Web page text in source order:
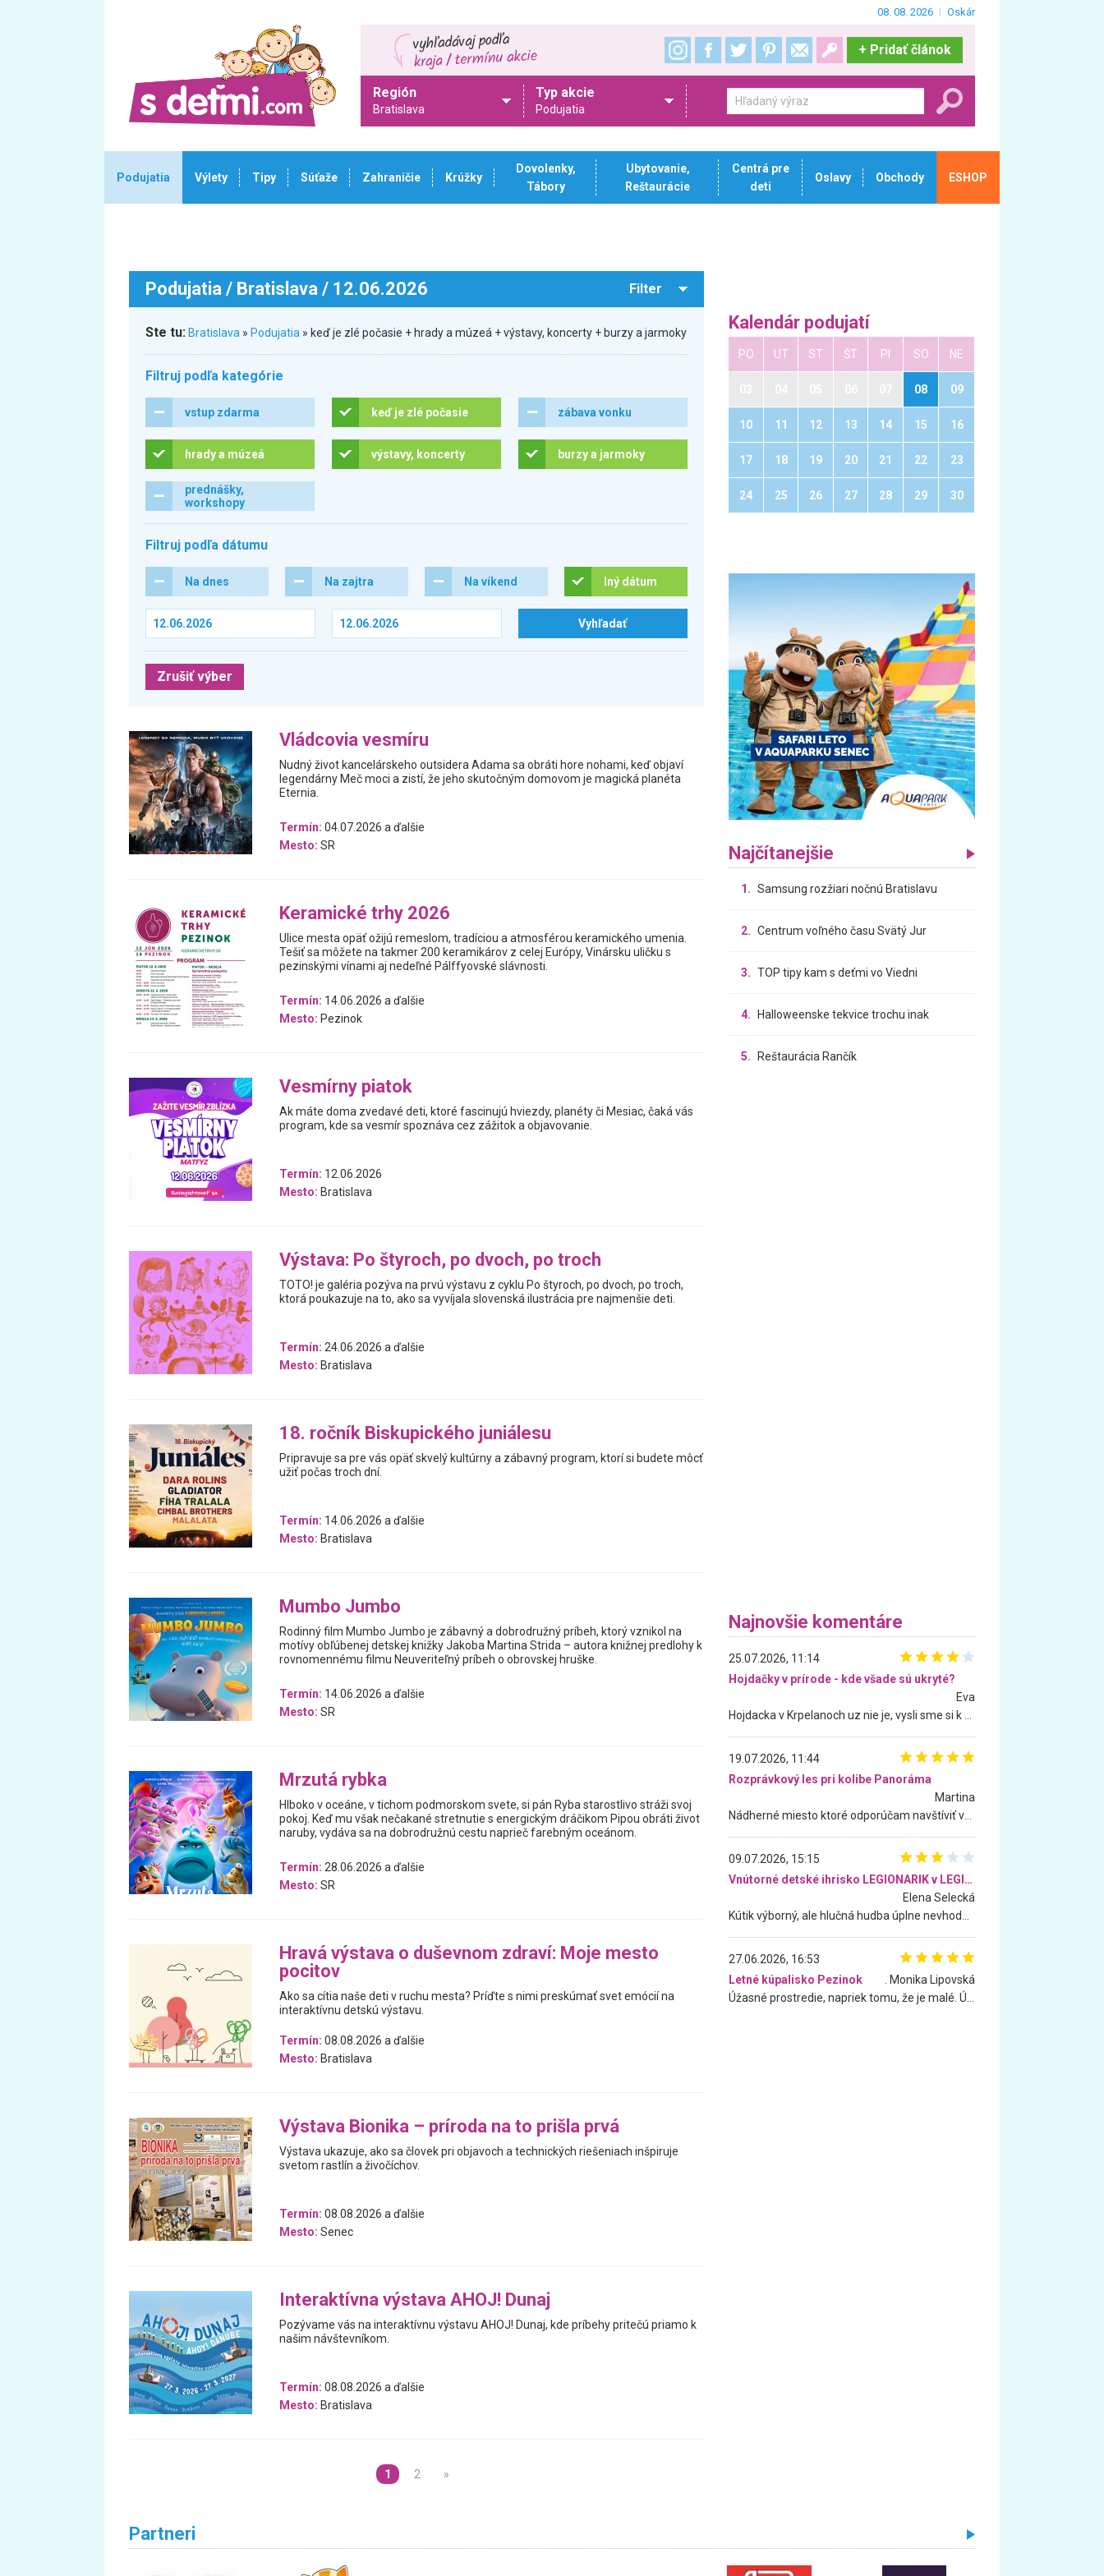
08. 08. 2026 Oskár
+ Pridať článok
Región
Bratislava
Typ akcie
Podujatia
Podujatia Výlety Tipy Súťaže Zahraničie Krúžky
Dovolenky,
Tábory
Ubytovanie,
Reštaurácie
Centrá pre
deti
Oslavy Obchody ESHOP
Podujatia / Bratislava / 12.06.2026 Filter
Ste tu: Bratislava » Podujatia » keď je zlé počasie + hrady a múzeá + výstavy, koncerty + burzy a jarmoky
Filtruj podľa kategórie
vstup zdarma keď je zlé počasie zábava vonku
hrady a múzeá výstavy, koncerty burzy a jarmoky
prednášky,
workshopy
Filtruj podľa dátumu
Na dnes Na zajtra Na víkend Iný dátum
Zrušiť výber
Vládcovia vesmíru
Nudný život kancelárskeho outsidera Adama sa obráti hore nohami, keď objaví
legendárny Meč moci a zistí, že jeho skutočným domovom je magická planéta
Eternia.
Termín: 04.07.2026 a ďalšie
Mesto: SR
Keramické trhy 2026
Ulice mesta opäť ožijú remeslom, tradíciou a atmosférou keramického umenia.
Tešiť sa môžete na takmer 200 keramikárov z celej Európy, Vinársku uličku s
pezinskými vínami aj nedeľné Pálffyovské slávnosti.
Termín: 14.06.2026 a ďalšie
Mesto: Pezinok
Vesmírny piatok
Ak máte doma zvedavé deti, ktoré fascinujú hviezdy, planéty či Mesiac, čaká vás
program, kde sa vesmír spoznáva cez zážitok a objavovanie.
Termín: 12.06.2026
Mesto: Bratislava
Výstava: Po štyroch, po dvoch, po troch
TOTO! je galéria pozýva na prvú výstavu z cyklu Po štyroch, po dvoch, po troch,
ktorá poukazuje na to, ako sa vyvíjala slovenská ilustrácia pre najmenšie deti.
Termín: 24.06.2026 a ďalšie
Mesto: Bratislava
18. ročník Biskupického juniálesu
Pripravuje sa pre vás opäť skvelý kultúrny a zábavný program, ktorí si budete môcť
užiť počas troch dní.
Termín: 14.06.2026 a ďalšie
Mesto: Bratislava
Mumbo Jumbo
Rodinný film Mumbo Jumbo je zábavný a dobrodružný príbeh, ktorý vznikol na
motívy obľúbenej detskej knižky Jakoba Martina Strida – autora knižnej predlohy k
rovnomennému filmu Neuveriteľný príbeh o obrovskej hruške.
Termín: 14.06.2026 a ďalšie
Mesto: SR
Mrzutá rybka
Hlboko v oceáne, v tichom podmorskom svete, si pán Ryba starostlivo stráži svoj
pokoj. Keď mu však nečakané stretnutie s energickým dráčikom Pipou obráti život
naruby, vydáva sa na dobrodružnú cestu naprieč farebným oceánom.
Termín: 28.06.2026 a ďalšie
Mesto: SR
Hravá výstava o duševnom zdraví: Moje mesto
pocitov
Ako sa cítia naše deti v ruchu mesta? Príďte s nimi preskúmať svet emócií na
interaktívnu detskú výstavu.
Termín: 08.08.2026 a ďalšie
Mesto: Bratislava
Výstava Bionika – príroda na to prišla prvá
Výstava ukazuje, ako sa človek pri objavoch a technických riešeniach inšpiruje
svetom rastlín a živočíchov.
Termín: 08.08.2026 a ďalšie
Mesto: Senec
Interaktívna výstava AHOJ! Dunaj
Pozývame vás na interaktívnu výstavu AHOJ! Dunaj, kde príbehy pritečú priamo k
našim návštevníkom.
Termín: 08.08.2026 a ďalšie
Mesto: Bratislava
1 2 »
Kalendár podujatí
PO UT ST ŠT PI SO NE
08 09
10 11 12 13 14 15 16
17 18 19 20 21 22 23
24 25 26 27 28 29 30
Najčítanejšie
1. Samsung rozžiari nočnú Bratislavu
2. Centrum voľného času Svätý Jur
3. TOP tipy kam s deťmi vo Viedni
4. Halloweenske tekvice trochu inak
5. Reštaurácia Rančík
Najnovšie komentáre
25.07.2026, 11:14
Hojdačky v prírode - kde všade sú ukryté?
Eva
19.07.2026, 11:44
Rozprávkový les pri kolibe Panoráma
Martina
09.07.2026, 15:15
Vnútorné detské ihrisko LEGIONARIK v LEGIA Fitness
Elena Selecká
27.06.2026, 16:53
Letné kúpalisko Pezinok
. Monika Lipovská
Partneri